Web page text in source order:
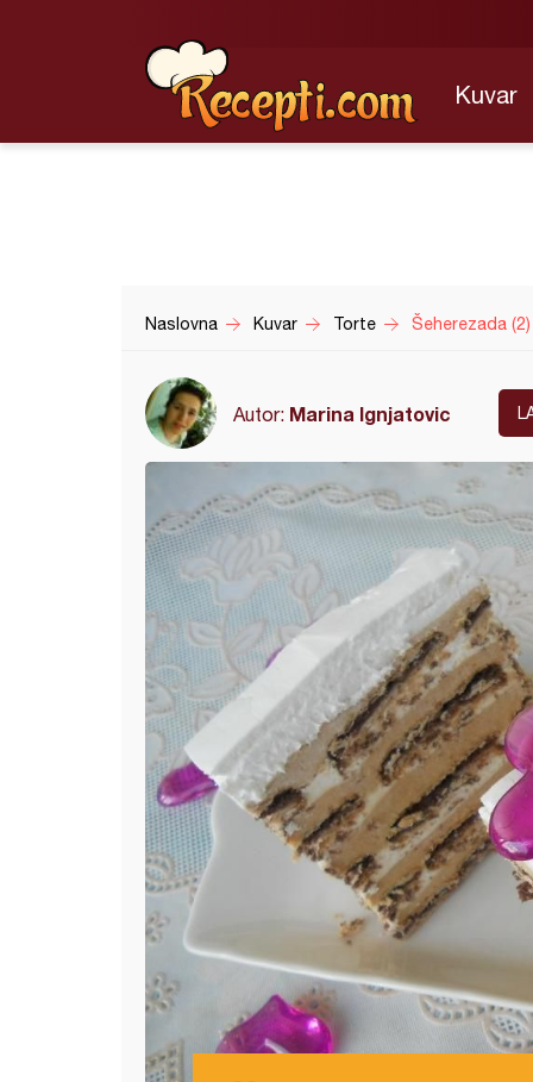
Kuvar
Naslovna Kuvar Torte Šeherezada (2)
Autor: Marina Ignjatovic